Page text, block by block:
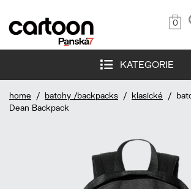
0
KATEGORIE
home / batohy /backpacks / klasické /
Dean Backpack